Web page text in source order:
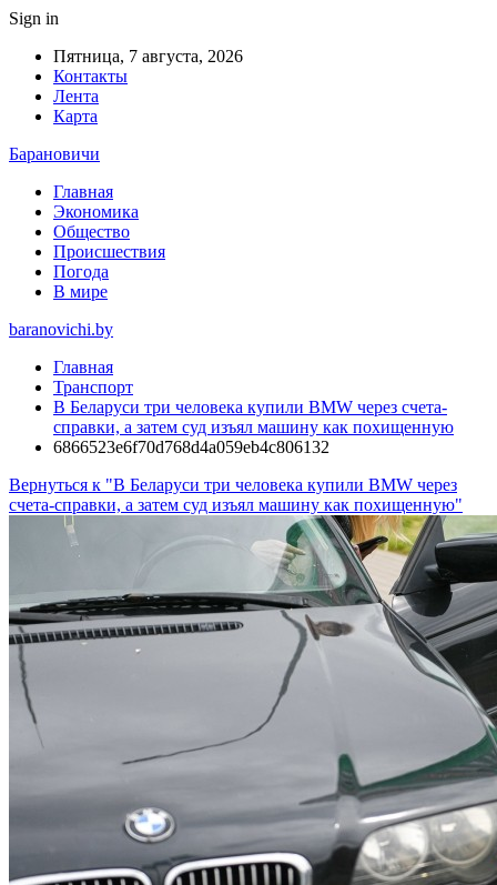
Sign in
Пятница, 7 августа, 2026
Контакты
Лента
Карта
Барановичи
Главная
Экономика
Общество
Происшествия
Погода
В мире
baranovichi.by
Главная
Транспорт
В Беларуси три человека купили BMW через счета-
справки, а затем суд изъял машину как похищенную
6866523e6f70d768d4a059eb4c806132
Вернуться к "В Беларуси три человека купили BMW через
счета-справки, а затем суд изъял машину как похищенную"